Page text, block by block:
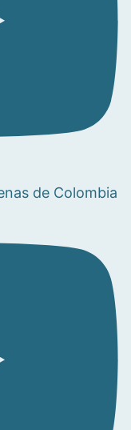
de Colombia